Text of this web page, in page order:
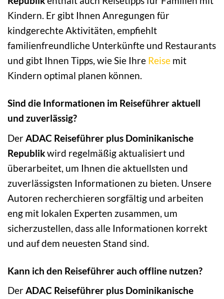
Kindern. Er gibt Ihnen Anregungen für
kindgerechte Aktivitäten, empfiehlt
familienfreundliche Unterkünfte und Restaurants
und gibt Ihnen Tipps, wie Sie Ihre Reise mit
Kindern optimal planen können.
Sind die Informationen im Reiseführer aktuell
und zuverlässig?
DerADAC Reiseführer plus Dominikanische
Republikwird regelmäßig aktualisiert und
überarbeitet, um Ihnen die aktuellsten und
zuverlässigsten Informationen zu bieten. Unsere
Autoren recherchieren sorgfältig und arbeiten
eng mit lokalen Experten zusammen, um
sicherzustellen, dass alle Informationen korrekt
und auf dem neuesten Stand sind.
Kann ich den Reiseführer auch offline nutzen?
DerADAC Reiseführer plus Dominikanische